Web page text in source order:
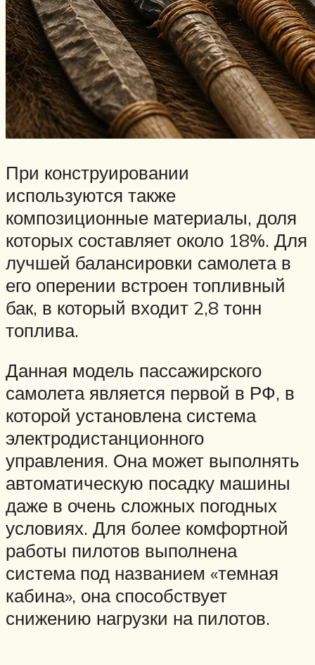
При конструировании
используются также
композиционные материалы, доля
которых составляет около 18%. Для
лучшей балансировки самолета в
его оперении встроен топливный
бак, в который входит 2,8 тонн
топлива.
Данная модель пассажирского
самолета является первой в РФ, в
которой установлена система
электродистанционного
управления. Она может выполнять
автоматическую посадку машины
даже в очень сложных погодных
условиях. Для более комфортной
работы пилотов выполнена
система под названием «темная
кабина», она способствует
снижению нагрузки на пилотов.